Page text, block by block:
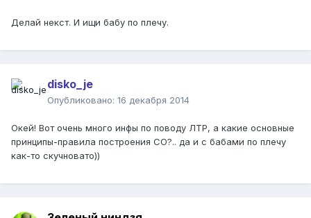
Делай некст. И ищи бабу по плечу.
disko_je
Опубликовано: 16 декабря 2014
Окей! Вот очень много инфы по поводу ЛТР, а какие основные
принципы-правила построения СО?.. да и с бабами по плечу
как-то скучновато))